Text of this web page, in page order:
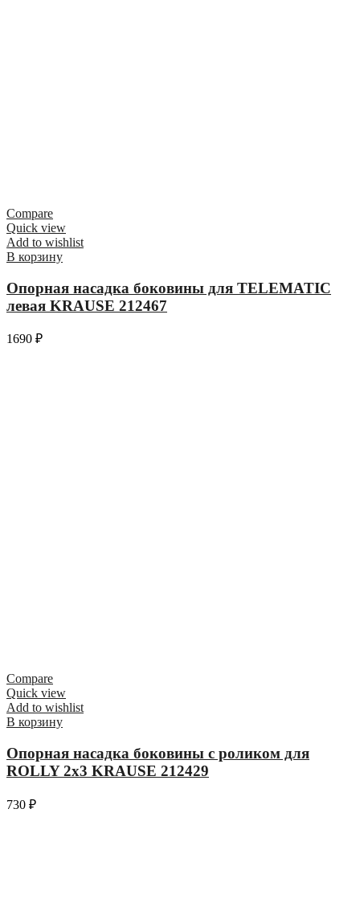
Compare
Quick view
Add to wishlist
В корзину
Опорная насадка боковины для TELEMATIC
левая KRAUSE 212467
1690 ₽
Compare
Quick view
Add to wishlist
В корзину
Опорная насадка боковины с роликом для
ROLLY 2х3 KRAUSE 212429
730 ₽